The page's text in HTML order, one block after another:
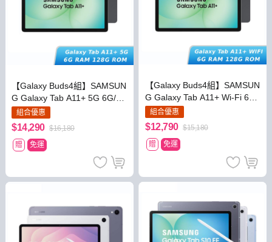
【Galaxy Buds4組】SAMSUN
G Galaxy Tab A11+ 5G 6G/12
8G (X236B)
組合優惠
$14,290 $16,180
贈
免運
【Galaxy Buds4組】SAMSUN
G Galaxy Tab A11+ Wi-Fi 6G/
128G (X230)
組合優惠
$12,790 $15,180
贈
免運